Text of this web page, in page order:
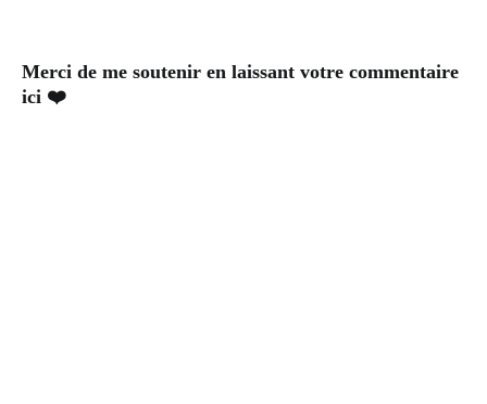
Merci de me soutenir en laissant votre commentaire
ici ❤️